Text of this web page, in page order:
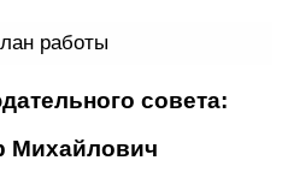
работы
совета:
Михайлович